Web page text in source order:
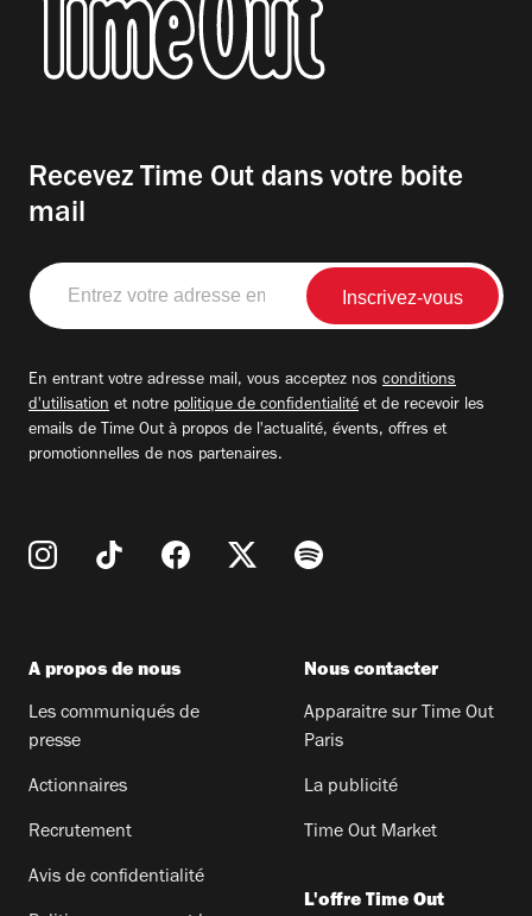
Recevez Time Out dans votre boite
mail
Entrez
votre
adresse
En entrant votre adresse mail, vous acceptez nos conditions
d'utilisation et notre politique de confidentialité et de recevoir les
emails de Time Out à propos de l'actualité, évents, offres et
promotionnelles de nos partenaires.
A propos de nous
Les communiqués de
presse
Actionnaires
Recrutement
Avis de confidentialité
Nous contacter
Apparaitre sur Time Out
Paris
La publicité
Time Out Market
L'offre Time Out